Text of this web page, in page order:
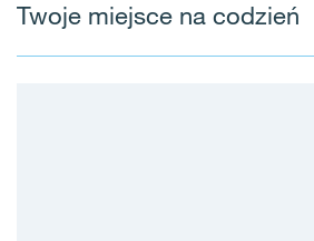
Twoje miejsce na codzień